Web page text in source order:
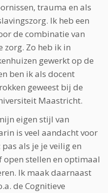
trauma en als
Ik heb een
de combinatie van
zorg. Zo heb ik in
gewerkt op de
ben ik als docent
geweest bij de
Maastricht.
eigen stijl van
is veel aandacht voor
als je je veilig en
stellen en optimaal
Ik maak daarnaast
de Cognitieve